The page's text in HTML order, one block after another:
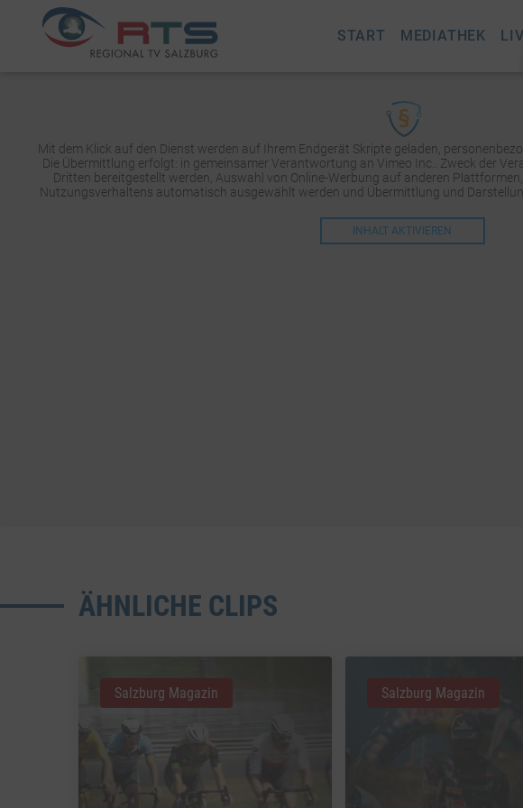
START MEDIATHEK
Mit dem Klick auf den Dienst werden auf Ihrem Endgerät Skripte geladen,
Die Übermittlung erfolgt: in gemeinsamer Verantwortung an Vimeo Inc.. Zweck der
Dritten bereitgestellt werden, Auswahl von Online-Werbung auf anderen
Nutzungsverhaltens automatisch ausgewählt werden und Übermittlung und
INHALT AKTIVIEREN
ÄHNLICHE CLIPS
Salzburg Magazin Salzburg Magazin